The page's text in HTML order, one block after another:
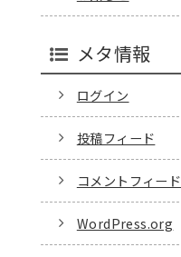
メタ情報
ログイン
投稿フィード
コメントフィード
WordPress.org